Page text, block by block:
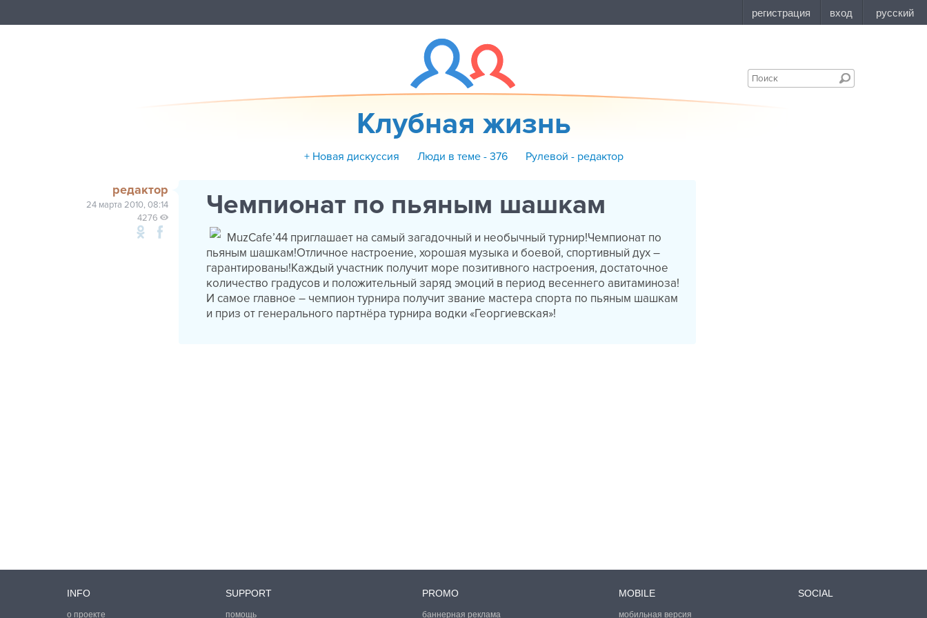
Клубная жизнь
+ Новая дискуссия Люди в теме - 376 Рулевой - редактор
редактор
24 марта 2010, 08:14
4276
Чемпионат по пьяным шашкам
MuzCafe’44 приглашает на самый загадочный и необычный турнир!Чемпионат по
пьяным шашкам!Отличное настроение, хорошая музыка и боевой, спортивный дух –
гарантированы!Каждый участник получит море позитивного настроения, достаточное
количество градусов и положительный заряд эмоций в период весеннего авитаминоза!
И самое главное – чемпион турнира получит звание мастера спорта по пьяным шашкам
и приз от генерального партнёра турнира водки «Георгиевская»!
INFO
о проекте
SUPPORT
помощь
PROMO
баннерная реклама
MOBILE
мобильная версия
SOCIAL